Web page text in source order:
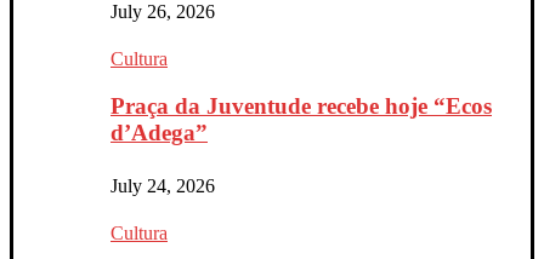
July 26, 2026
Cultura
Praça da Juventude recebe hoje “Ecos
d’Adega”
July 24, 2026
Cultura